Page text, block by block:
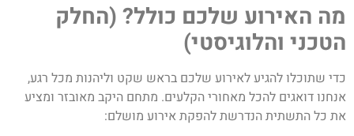
מה האירוע שלכם כולל? (החלק
הטכני והלוגיסטי)
כדי שתוכלו להגיע לאירוע שלכם בראש שקט וליהנות מכל רגע,
אנחנו דואגים להכל מאחורי הקלעים. מתחם היקב מאובזר ומציע
את כל התשתית הנדרשת להפקת אירוע מושלם: